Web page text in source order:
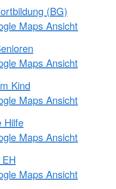
(BG)
Maps Ansicht
Maps Ansicht
Kind
Maps Ansicht
Hilfe
Maps Ansicht
Maps Ansicht